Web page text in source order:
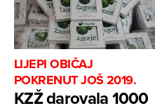
LIJEPI OBIČAJ
POKRENUT JOŠ 2019.
KZŽ darovala 1000